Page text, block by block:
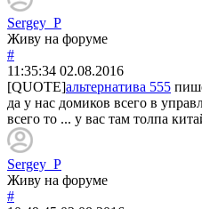
Sergey_P
Живу на форуме
#
11:35:34 02.08.2016
[QUOTE]альтернатива 555
да у нас домиков всего в
всего то ... у вас там толпа
Sergey_P
Живу на форуме
#